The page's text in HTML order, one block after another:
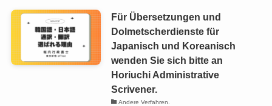
Für Übersetzungen und
Dolmetscherdienste für
Japanisch und Koreanisch
wenden Sie sich bitte an
Horiuchi Administrative
Scrivener.
Andere Verfahren.